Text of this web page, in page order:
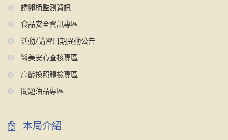
誘卵桶監測資訊
食品安全資訊專區
活動/講習日期異動公告
醫美安心查核專區
高齡換照體檢專區
問題油品專區
本局介紹